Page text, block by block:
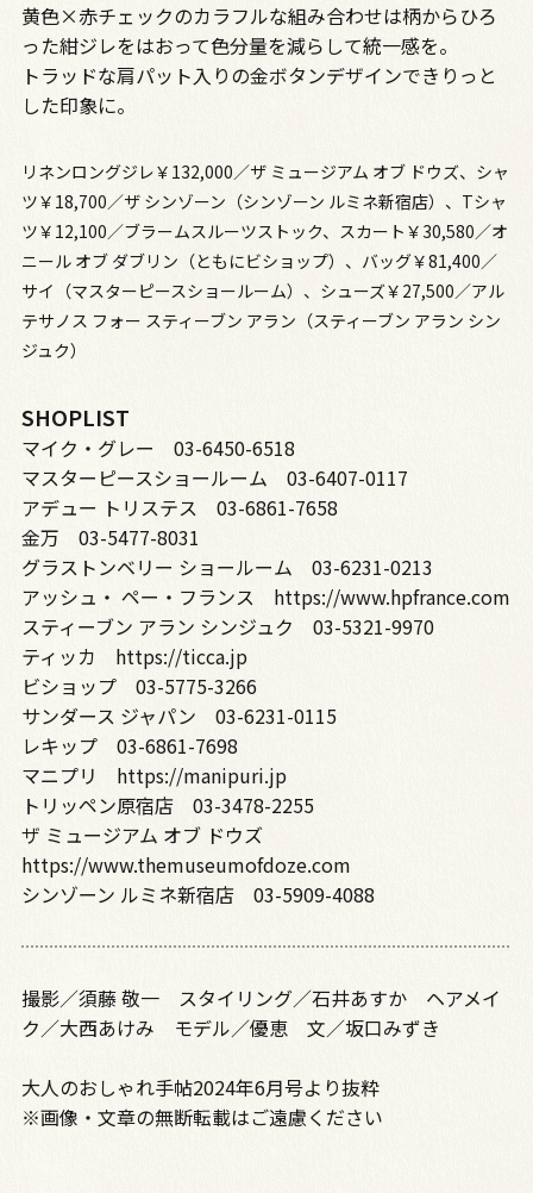
黄色×赤チェックのカラフルな組み合わせは柄からひろ
った紺ジレをはおって色分量を減らして統一感を。
トラッドな肩パット入りの金ボタンデザインできりっと
した印象に。
リネンロングジレ￥132,000／ザ ミュージアム オブ ドウズ、シャ
ツ￥18,700／ザ シンゾーン（シンゾーン ルミネ新宿店）、Tシャ
ツ￥12,100／ブラームスルーツストック、スカート￥30,580／オ
ニール オブ ダブリン（ともにビショップ）、バッグ￥81,400／
サイ（マスターピースショールーム）、シューズ￥27,500／アル
テサノス フォー スティーブン アラン（スティーブン アラン シン
ジュク）
SHOPLIST
マイク・グレー 03-6450-6518
マスターピースショールーム 03-6407-0117
アデュー トリステス 03-6861-7658
金万 03-5477-8031
グラストンベリー ショールーム 03-6231-0213
アッシュ・ ペー・フランス https://www.hpfrance.com
スティーブン アラン シンジュク 03-5321-9970
ティッカ https://ticca.jp
ビショップ 03-5775-3266
サンダース ジャパン 03-6231-0115
レキップ 03-6861-7698
マニプリ https://manipuri.jp
トリッペン原宿店 03-3478-2255
ザ ミュージアム オブ ドウズ
https://www.themuseumofdoze.com
シンゾーン ルミネ新宿店 03-5909-4088
撮影／須藤 敬一 スタイリング／石井あすか ヘアメイ
ク／大西あけみ モデル／優恵 文／坂口みずき
大人のおしゃれ手帖2024年6月号より抜粋
※画像・文章の無断転載はご遠慮ください